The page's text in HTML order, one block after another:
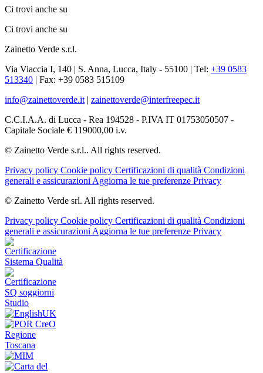
Ci trovi anche su
Ci trovi anche su
Zainetto Verde s.r.l.
Via Viaccia I, 140 | S. Anna, Lucca, Italy - 55100 | Tel: +39 0583
513340 | Fax: +39 0583 515109
info@zainettoverde.it | zainettoverde@interfreepec.it
C.C.I.A.A. di Lucca - Rea 194528 - P.IVA IT 01753050507 -
Capitale Sociale € 119000,00 i.v.
© Zainetto Verde s.r.l.. All rights reserved.
Privacy policy Cookie policy Certificazioni di qualità Condizioni
generali e assicurazioni Aggiorna le tue preferenze Privacy
© Zainetto Verde srl. All rights reserved.
Privacy policy Cookie policy Certificazioni di qualità Condizioni
generali e assicurazioni Aggiorna le tue preferenze Privacy